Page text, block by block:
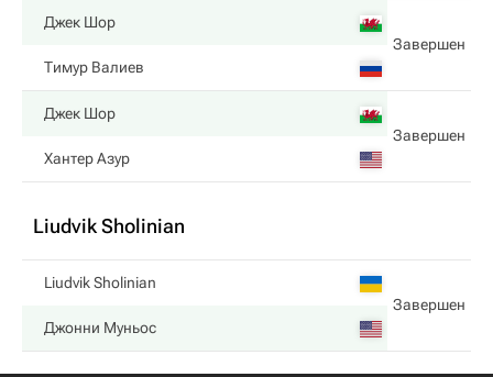
Джек Шор
Завершен
Тимур Валиев
Джек Шор
Завершен
Хантер Азур
Liudvik Sholinian
Liudvik Sholinian
Завершен
Джонни Муньос